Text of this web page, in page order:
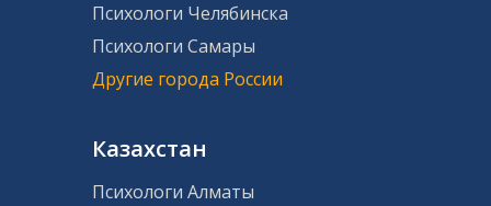
Психологи Челябинска
Психологи Самары
Другие города России
Казахстан
Психологи Алматы